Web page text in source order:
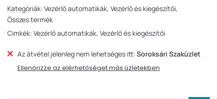
Kategóriák: Vezérlő automatikák Vezérlő és kiegészítői
Összes termék
Cimkék: Vezérlő automatikák Vezérlő és kiegészítői
Az átvétel jelenleg nem lehetséges itt: Soroksári Szaküzlet
Ellenőrizze az elérhetőséget más üzletekben